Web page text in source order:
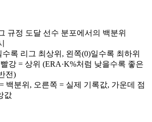
규정 도달 선수 분포에서의 백분위
수록 리그 최상위, 왼쪽(0)일수록 최하위
강 = 상위 (ERA·K%처럼 낮을수록 좋은
전)
백분위, 오른쪽 = 실제 기록값, 가운데 점
값